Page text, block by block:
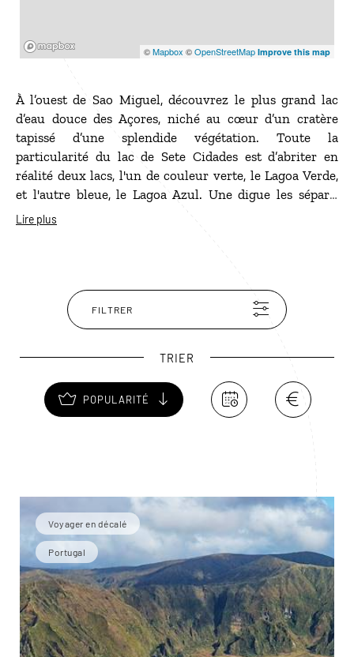
©Mapbox ©OpenStreetMap Improve this map
À l’ouest de Sao Miguel, découvrez le plus grand lac
d’eau douce des Açores, niché au cœur d’un cratère
tapissé d’une splendide végétation. Toute la
particularité du lac de Sete Cidades est d’abriter en
réalité deux lacs, l'un de couleur verte, le Lagoa Verde,
et l'autre bleue, le Lagoa Azul. Une digue les sépare,
point de départ de sentiers faisant le tour des lacs. Pour
charmant petit village de Sete Cidades mérite aussi la
Lire plus
FILTRER
TRIER
POPULARITÉ
Voyager en décalé
Portugal